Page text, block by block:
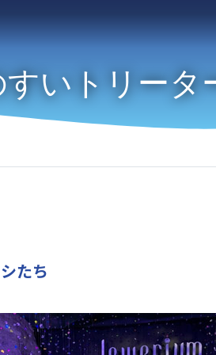
すいトリータ
たち